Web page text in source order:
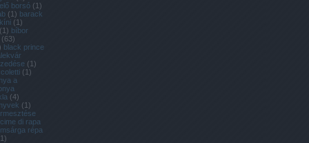
borsó (1)
(1) barack
(1)
(1) bíbor
(63)
black prince
(1)
(1)
a
(4)
(1)
cime di rapa
répa
1)